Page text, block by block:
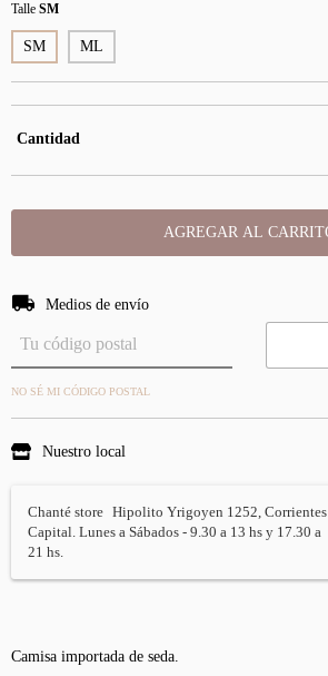
Talle SM
SM ML
Cantidad
Entregas para el CP:
Medios de envío
NO SÉ MI CÓDIGO POSTAL
Nuestro local
Chanté store Hipolito Yrigoyen 1252, Corrientes
Capital. Lunes a Sábados - 9.30 a 13 hs y 17.30 a
21 hs.
Camisa importada de seda.